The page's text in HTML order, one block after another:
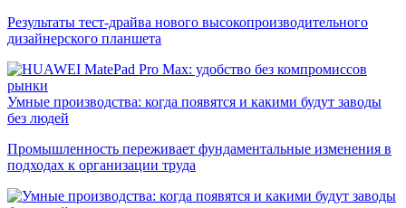
Результаты тест-драйва нового высокопроизводительного
дизайнерского планшета
рынки
Умные производства: когда появятся и какими будут заводы
без людей
Промышленность переживает фундаментальные изменения в
подходах к организации труда